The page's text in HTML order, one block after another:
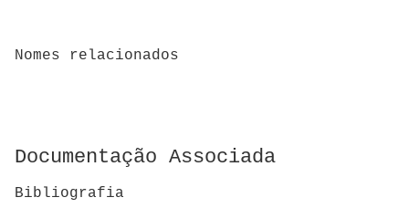
Nomes relacionados
Documentação Associada
Bibliografia